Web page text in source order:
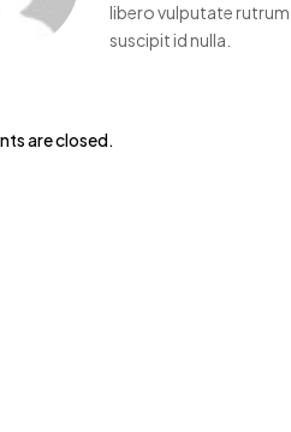
libero vulputate
suscipit id nulla.
are closed.